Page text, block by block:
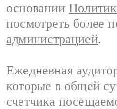
основании
посмотреть более
администрацией.
Ежедневная
которые в общей
счетчика